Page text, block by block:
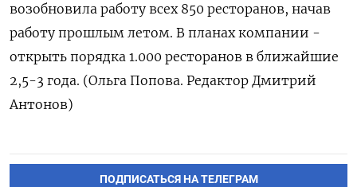
возобновила работу всех 850 ресторанов, начав
работу прошлым летом. В планах компании -
открыть порядка 1.000 ресторанов в ближайшие
2,5-3 года. (Ольга Попова. Редактор Дмитрий
Антонов)
ПОДПИСАТЬСЯ НА ТЕЛЕГРАМ